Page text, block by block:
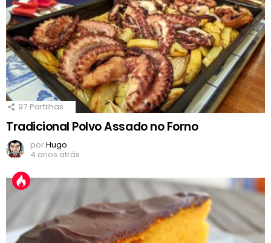
97 Partilhas
Tradicional Polvo Assado no Forno
porHugo
4 anos atrás